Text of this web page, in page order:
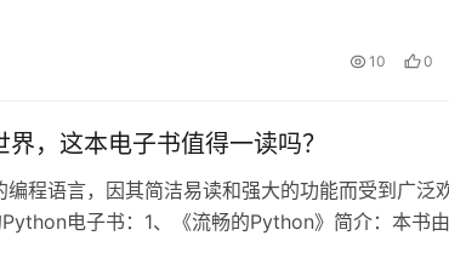
建表：使用SQL语句创建一个表来存储数据，插入数
10 0
，这本电子书值得一读吗？
程语言，因其简洁易读和强大的功能而受到广泛
电子书：1、《流畅的Python》简介：本书由